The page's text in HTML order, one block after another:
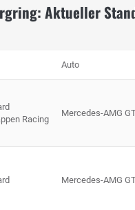
Aktueller
Auto
Racing
Mercedes-AMG
Mercedes-AMG